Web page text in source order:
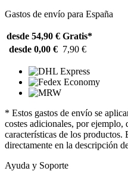
Gastos de envío para España
desde 54,90 € Gratis*
desde 0,00 € 7,90 €
* Estos gastos de envío se
costes adicionales, por ejemplo,
características de los productos.
directamente en la descripción
Ayuda y Soporte